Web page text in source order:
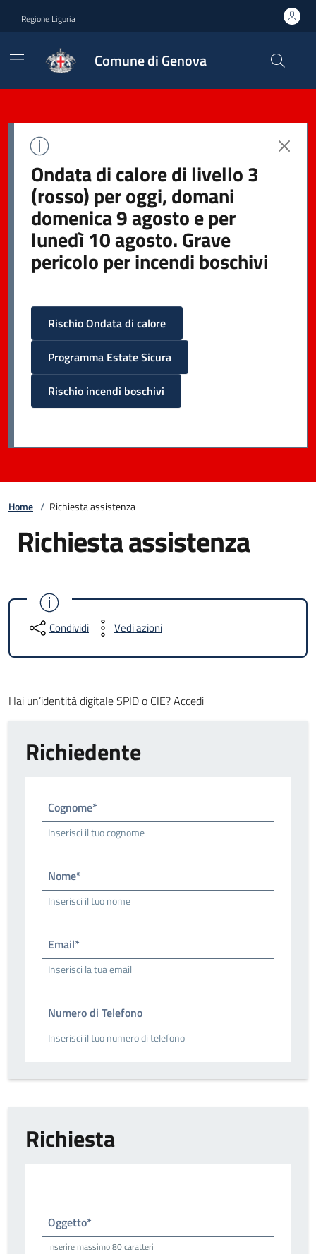
Regione Liguria
Comune di Genova
Ondata di calore di livello 3
(rosso) per oggi, domani
domenica 9 agosto e per
lunedì 10 agosto. Grave
pericolo per incendi boschivi
Rischio Ondata di calore
Programma Estate Sicura
Rischio incendi boschivi
Home / Richiesta assistenza
Richiesta assistenza
Condividi Vedi azioni
Hai un’identità digitale SPID o CIE?Accedi
Richiedente
Cognome*
Inserisci il tuo cognome
Nome*
Inserisci il tuo nome
Email*
Inserisci la tua email
Numero di Telefono
Inserisci il tuo numero di telefono
Richiesta
Oggetto*
Inserire massimo 80 caratteri